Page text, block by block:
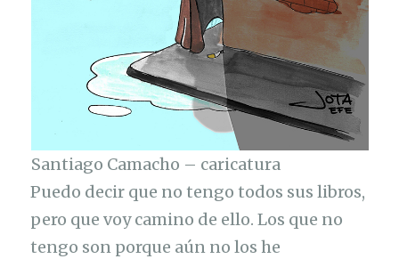
Santiago Camacho – caricatura
Puedo decir que no tengo todos sus libros,
pero que voy camino de ello. Los que no
tengo son porque aún no los he